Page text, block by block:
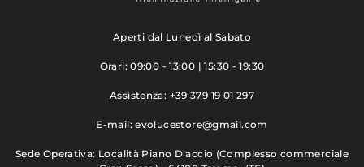
Aperti dal Lunedì al Sabato
Orari: 09:00 - 13:00 | 15:30 - 19:30
Assistenza: +39 379 19 01 297
E-mail: evolucestore@gmail.com
Sede Operativa: Località Piano D'accio (Complesso commerciale